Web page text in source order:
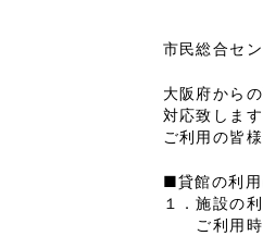
市民総合セ
大阪府から
対応致します
ご利用の皆
■貸館の利用
１．施設の
ご利用時